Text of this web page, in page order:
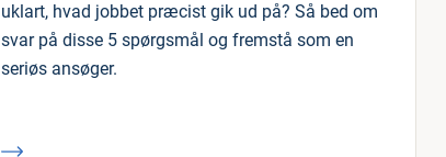
uklart, hvad jobbet præcist gik ud på? Så bed om
svar på disse 5 spørgsmål og fremstå som en
seriøs ansøger.